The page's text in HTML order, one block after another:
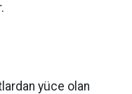
yüce olan